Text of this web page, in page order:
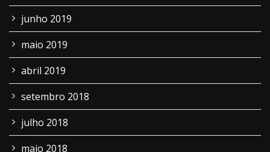
junho 2019
maio 2019
abril 2019
setembro 2018
julho 2018
maio 2018